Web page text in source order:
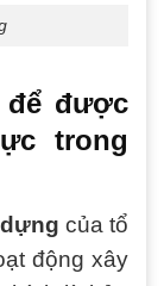
để được
trong
của tổ
động xây